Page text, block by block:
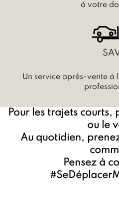
à votre
Un service après-vente à
Pour les trajets
ou le
Au quotidien,
Pensez à